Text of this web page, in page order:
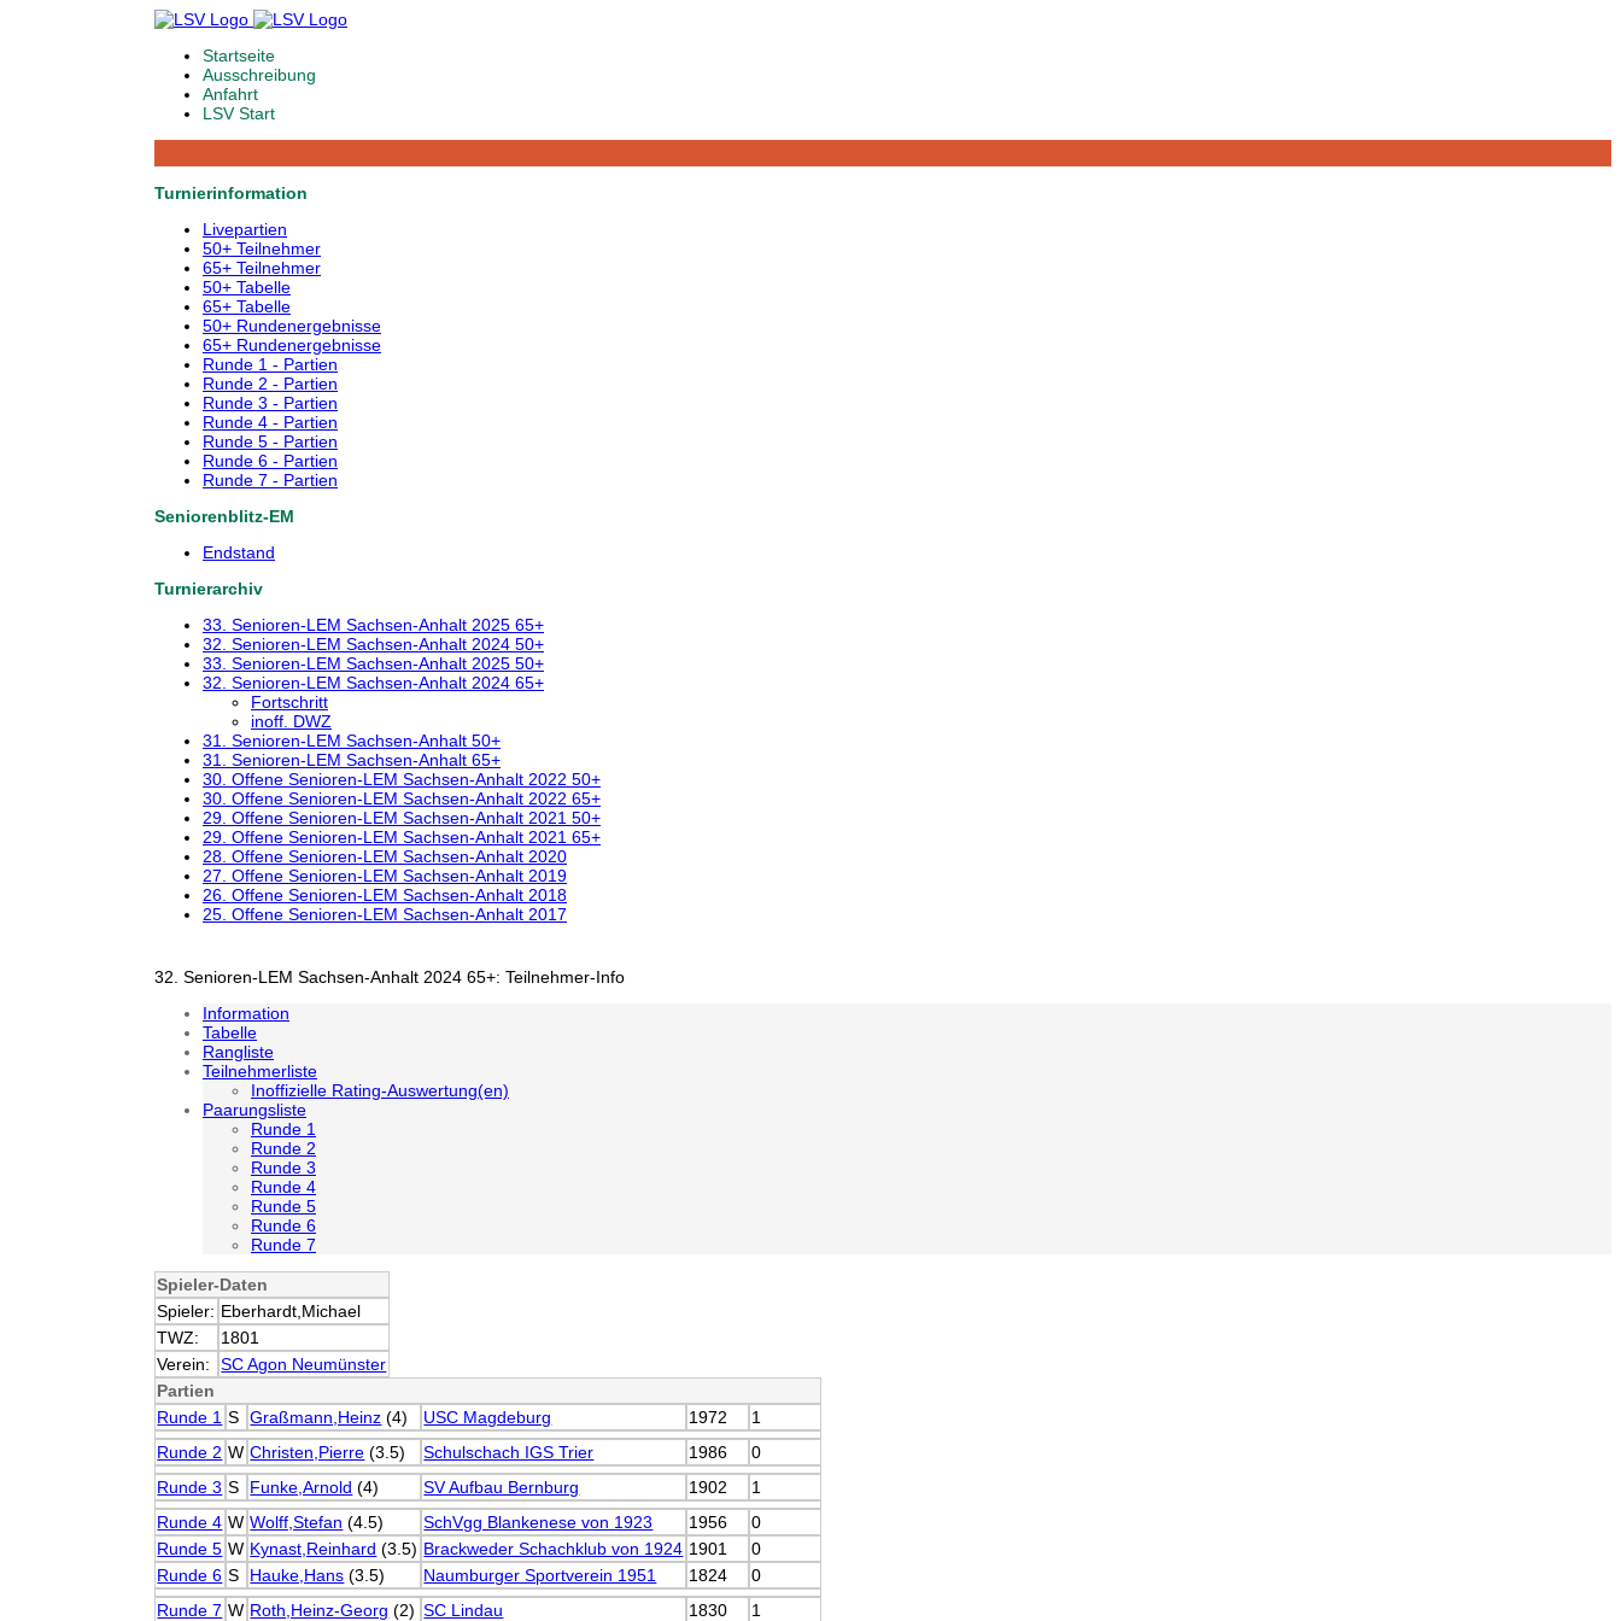
Startseite
Ausschreibung
Anfahrt
LSV Start
Turnierinformation
Livepartien
50+ Teilnehmer
65+ Teilnehmer
50+ Tabelle
65+ Tabelle
50+ Rundenergebnisse
65+ Rundenergebnisse
Runde 1 - Partien
Runde 2 - Partien
Runde 3 - Partien
Runde 4 - Partien
Runde 5 - Partien
Runde 6 - Partien
Runde 7 - Partien
Seniorenblitz-EM
Endstand
Turnierarchiv
33. Senioren-LEM Sachsen-Anhalt 2025 65+
32. Senioren-LEM Sachsen-Anhalt 2024 50+
33. Senioren-LEM Sachsen-Anhalt 2025 50+
32. Senioren-LEM Sachsen-Anhalt 2024 65+
Fortschritt
inoff. DWZ
31. Senioren-LEM Sachsen-Anhalt 50+
31. Senioren-LEM Sachsen-Anhalt 65+
30. Offene Senioren-LEM Sachsen-Anhalt 2022 50+
30. Offene Senioren-LEM Sachsen-Anhalt 2022 65+
29. Offene Senioren-LEM Sachsen-Anhalt 2021 50+
29. Offene Senioren-LEM Sachsen-Anhalt 2021 65+
28. Offene Senioren-LEM Sachsen-Anhalt 2020
27. Offene Senioren-LEM Sachsen-Anhalt 2019
26. Offene Senioren-LEM Sachsen-Anhalt 2018
25. Offene Senioren-LEM Sachsen-Anhalt 2017
32. Senioren-LEM Sachsen-Anhalt 2024 65+: Teilnehmer-Info
Information
Tabelle
Rangliste
Teilnehmerliste
Inoffizielle Rating-Auswertung(en)
Paarungsliste
Runde 1
Runde 2
Runde 3
Runde 4
Runde 5
Runde 6
Runde 7
Spieler-Daten
Spieler: Eberhardt,Michael
TWZ:
1801
Verein:
SC Agon Neumünster
Partien
Runde 1 S Graßmann,Heinz (4) USC Magdeburg 1972
1
Runde 2 W Christen,Pierre (3.5) Schulschach IGS Trier 1986
0
Runde 3 S Funke,Arnold (4) SV Aufbau Bernburg 1902
1
Runde 4 W Wolff,Stefan (4.5) SchVgg Blankenese von 1923 1956
0
Runde 5 W Kynast,Reinhard (3.5) Brackweder Schachklub von 1924 1901
0
Runde 6 S Hauke,Hans (3.5) Naumburger Sportverein 1951 1824
0
Runde 7 W Roth,Heinz-Georg (2) SC Lindau 1830 1